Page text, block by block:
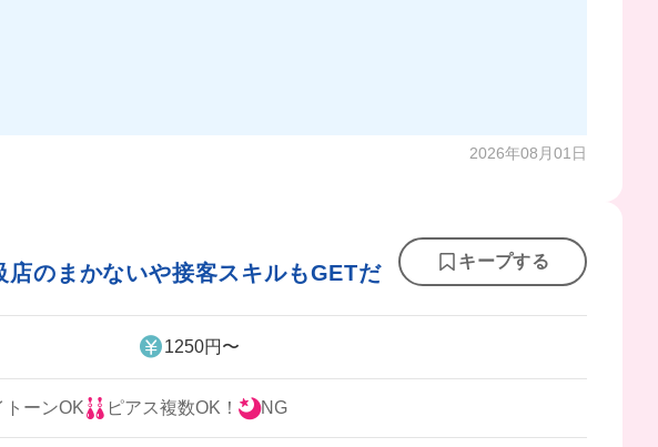
2026年08月01日
のまかないや接客スキルもGETだ
キープする
1250円〜
トーンOK ピアス複数OK！ NG